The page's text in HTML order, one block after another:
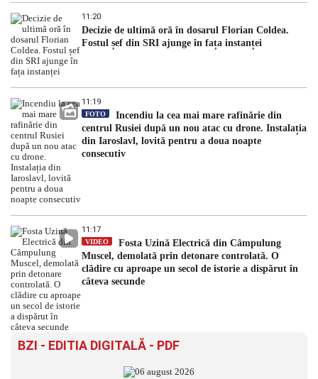
11:20
Decizie de ultimă oră în dosarul Florian Coldea.
Fostul șef din SRI ajunge în fața instanței
11:19
FOTO
Incendiu la cea mai mare rafinărie din
centrul Rusiei după un nou atac cu drone. Instalația
din Iaroslavl, lovită pentru a doua noapte
consecutiv
11:17
VIDEO
Fosta Uzină Electrică din Câmpulung
Muscel, demolată prin detonare controlată. O
clădire cu aproape un secol de istorie a dispărut în
câteva secunde
BZI - EDITIA DIGITALĂ - PDF